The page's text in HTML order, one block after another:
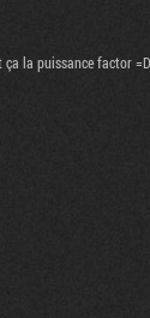
ça la puissance factor =D